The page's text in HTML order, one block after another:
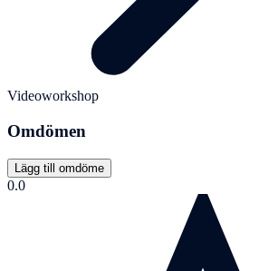
Videoworkshop
Omdömen
Lägg till omdöme
0.0